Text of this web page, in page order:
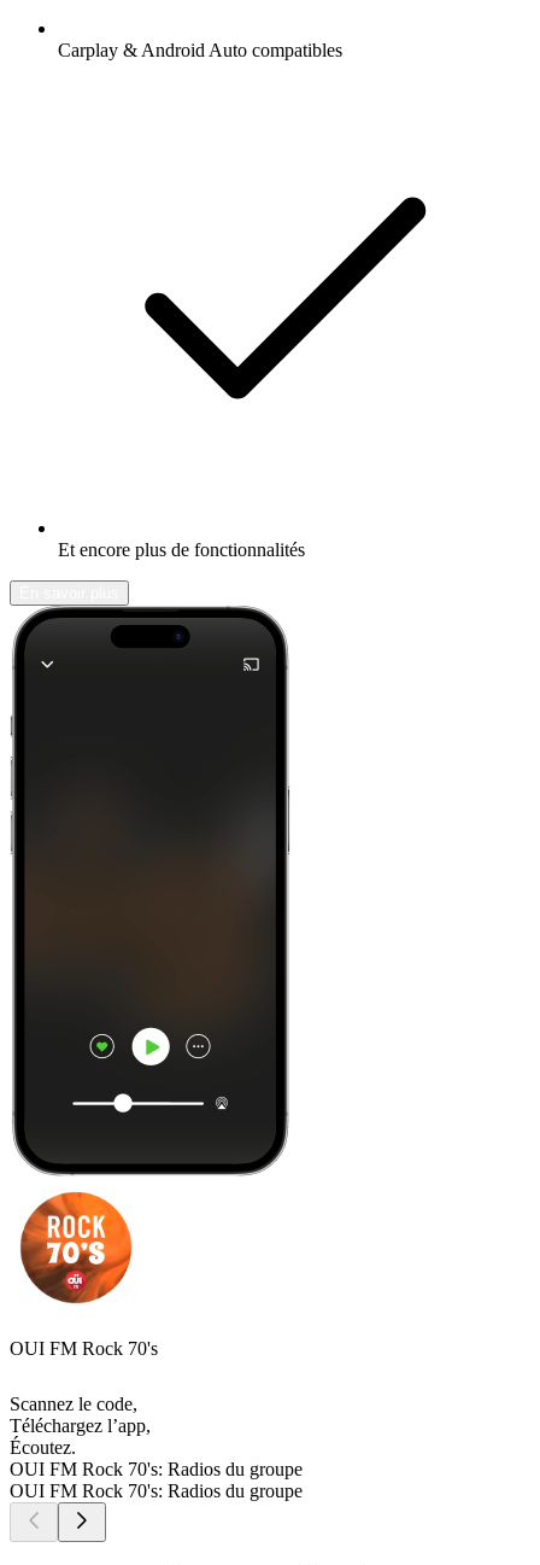
Carplay & Android Auto compatibles
Et encore plus de fonctionnalités
OUI FM Rock 70's
Scannez le code,
Téléchargez l’app,
Écoutez.
OUI FM Rock 70's: Radios du groupe
OUI FM Rock 70's: Radios du groupe